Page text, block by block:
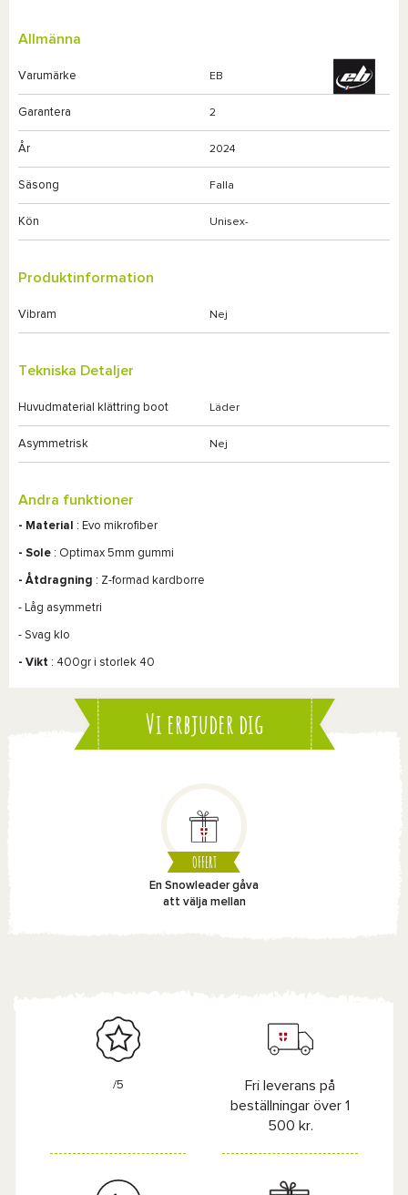
Allmänna
Varumärke EB
Garantera 2
År 2024
Säsong Falla
Kön Unisex-
Produktinformation
Vibram Nej
Tekniska Detaljer
Huvudmaterial klättring boot Läder
Asymmetrisk Nej
Andra funktioner
- Material : Evo mikrofiber
- Sole : Optimax 5mm gummi
- Åtdragning : Z-formad kardborre
- Låg asymmetri
- Svag klo
- Vikt : 400gr i storlek 40
Vi erbjuder dig
OFFERT
En Snowleader gåva
att välja mellan
/5
Fri leverans på
beställningar över 1
500 kr.